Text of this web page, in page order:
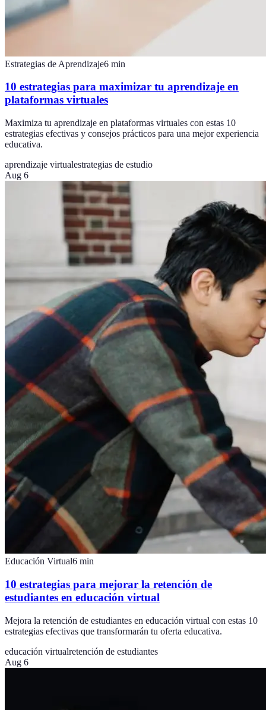
Estrategias de Aprendizaje6 min
10 estrategias para maximizar tu aprendizaje en
plataformas virtuales
Maximiza tu aprendizaje en plataformas virtuales con estas 10
estrategias efectivas y consejos prácticos para una mejor experiencia
educativa.
aprendizaje virtualestrategias de estudio
Aug 6
Educación Virtual6 min
10 estrategias para mejorar la retención de
estudiantes en educación virtual
Mejora la retención de estudiantes en educación virtual con estas 10
estrategias efectivas que transformarán tu oferta educativa.
educación virtualretención de estudiantes
Aug 6